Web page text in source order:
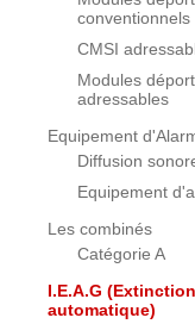
conventionnels
CMSI
Modules
adressables
Equipement
Diffusion
Equipement
Les combinés
Catégorie A
I.E.A.G (Extinction
automatique)